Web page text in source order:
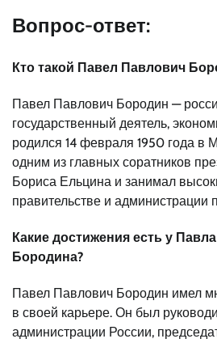
Вопрос-ответ:
Кто такой Павел Павлович
Павел Павлович Бородин —
государственный деятель,
родился 14 февраля 1950 года в
одним из главных соратников
Бориса Ельцина и занимал
правительстве и администрации
Какие достижения есть у
Бородина?
Павел Павлович Бородин имел
в своей карьере. Он был
администрации России,